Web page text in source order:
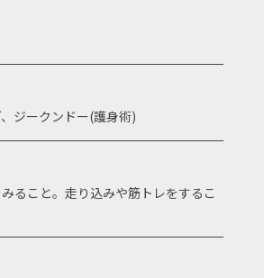
ジークンドー(護身術)
ること。走り込みや筋トレをするこ